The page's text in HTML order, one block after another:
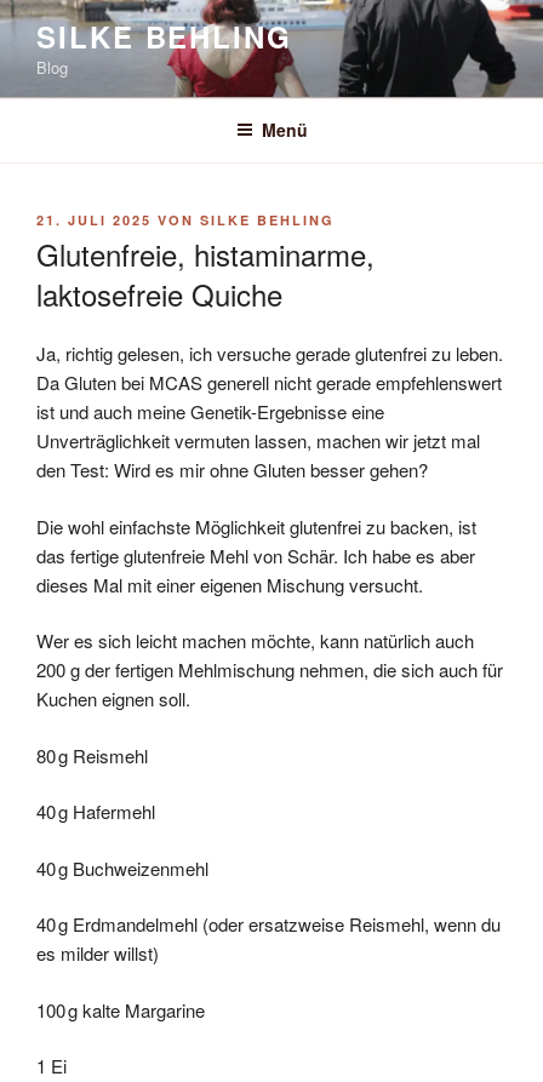
Zum
Inhalt
springen
SILKE BEHLING
Blog
Menü
VERÖFFENTLICHT
21. JULI 2025 VON SILKE BEHLING
Glutenfreie, histaminarme,
laktosefreie Quiche
Ja, richtig gelesen, ich versuche gerade glutenfrei zu leben.
Da Gluten bei MCAS generell nicht gerade empfehlenswert
ist und auch meine Genetik-Ergebnisse eine
Unverträglichkeit vermuten lassen, machen wir jetzt mal
den Test: Wird es mir ohne Gluten besser gehen?
Die wohl einfachste Möglichkeit glutenfrei zu backen, ist
das fertige glutenfreie Mehl von Schär. Ich habe es aber
dieses Mal mit einer eigenen Mischung versucht.
Wer es sich leicht machen möchte, kann natürlich auch
200 g der fertigen Mehlmischung nehmen, die sich auch für
Kuchen eignen soll.
80 g Reismehl
40 g Hafermehl
40 g Buchweizenmehl
40 g Erdmandelmehl (oder ersatzweise Reismehl, wenn du
es milder willst)
100 g kalte Margarine
1 Ei